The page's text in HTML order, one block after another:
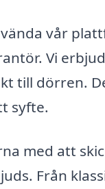
vår
Vi
till dörren.
syfte.
med att
Från